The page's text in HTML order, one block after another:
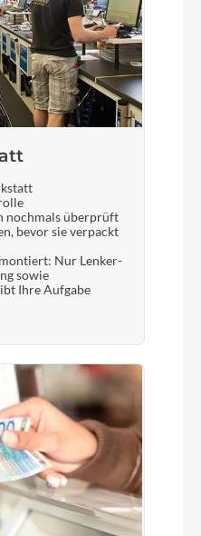
nochmals überprüft
bevor sie verpackt
Nur Lenker-
sowie
Ihre Aufgabe